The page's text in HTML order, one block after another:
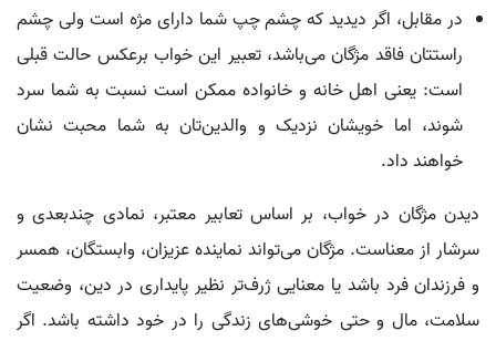
در مقابل، اگر دیدید که چشم چپ شما دارای مژه است ولی چشم
راستتان فاقد مژگان می‌باشد، تعبیر این خواب برعکس حالت قبلی
است: یعنی اهل خانه و خانواده ممکن است نسبت به شما سرد
شوند، اما خویشان نزدیک و والدین‌تان به شما محبت نشان
خواهند داد.
دیدن مژگان در خواب، بر اساس تعابیر معتبر، نمادی چندبعدی و
سرشار از معناست. مژگان می‌تواند نماینده عزیزان، وابستگان، همسر
و فرزندان فرد باشد یا معنایی ژرف‌تر نظیر پایداری در دین، وضعیت
سلامت، مال و حتی خوشی‌های زندگی را در خود داشته باشد. اگر